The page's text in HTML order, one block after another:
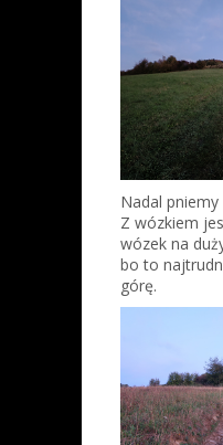
Nadal pniemy
Z wózkiem
wózek na
bo to
górę.